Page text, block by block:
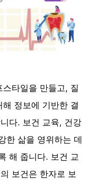
타일을 만들고, 질
정보에 기반한 결
다. 보건 교육, 건강
한 삶을 영위하는 데
해 줍니다. 보건 교
보건은 한자로 보